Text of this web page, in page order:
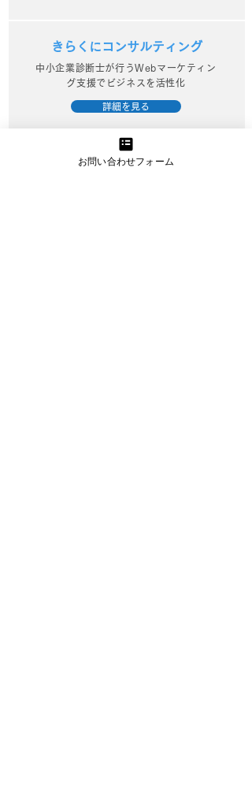
きらくにコンサルティング
中小企業診断士が行うWebマーケティン
グ支援でビジネスを活性化
詳細を見る
お問い合わせフォーム